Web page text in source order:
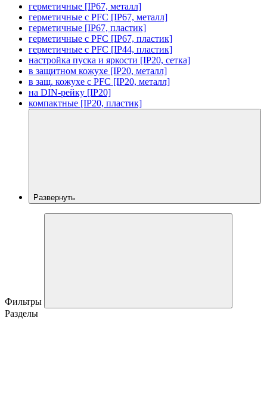
герметичные [IP67, металл]
герметичные с PFC [IP67, металл]
герметичные [IP67, пластик]
герметичные с PFC [IP67, пластик]
герметичные с PFC [IP44, пластик]
настройка пуска и яркости [IP20, сетка]
в защитном кожухе [IP20, металл]
в защ. кожухе с PFC [IP20, металл]
на DIN-рейку [IP20]
компактные [IP20, пластик]
Развернуть
Фильтры
Разделы